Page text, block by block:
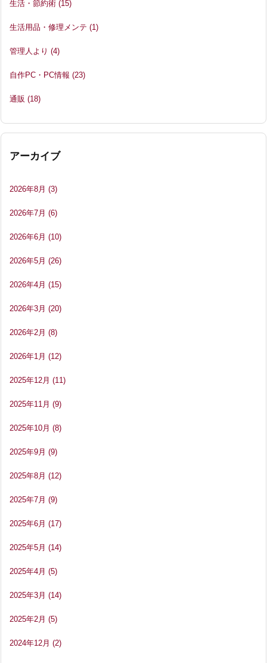
生活・節約術 (15)
生活用品・修理メンテ (1)
管理人より (4)
自作PC・PC情報 (23)
通販 (18)
アーカイブ
2026年8月 (3)
2026年7月 (6)
2026年6月 (10)
2026年5月 (26)
2026年4月 (15)
2026年3月 (20)
2026年2月 (8)
2026年1月 (12)
2025年12月 (11)
2025年11月 (9)
2025年10月 (8)
2025年9月 (9)
2025年8月 (12)
2025年7月 (9)
2025年6月 (17)
2025年5月 (14)
2025年4月 (5)
2025年3月 (14)
2025年2月 (5)
2024年12月 (2)